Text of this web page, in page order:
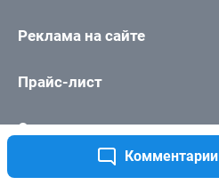
Комментарии
Реклама на сайте
Прайс-лист
О компании
Наши вакансии